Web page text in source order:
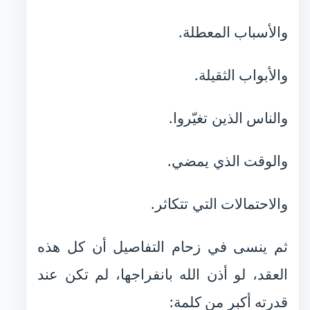
والأسباب المعطلة.
والأبواب الثقيلة.
والناس الذين تغيّروا.
والوقت الذي يمضي.
والاحتمالات التي تتكاثر.
ثم ينسى في زحام التفاصيل أن كل هذه
العقد، لو أذن الله بانفراجها، لم تكن عند
قدرته أكبر من كلمة: